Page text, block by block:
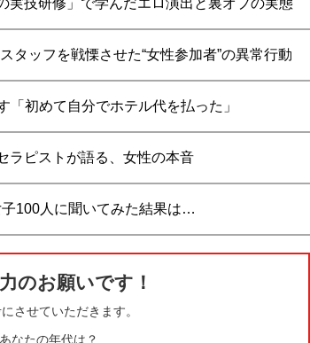
タッフを戦慄させた“女性参加者”の異常行動
「初めて自分でホテル代を払った」
ラピストが語る、女性の本音
子100人に聞いてみた結果は…